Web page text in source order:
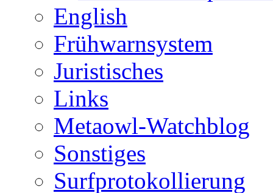
English
Frühwarnsystem
Juristisches
Links
Metaowl-Watchblog
Sonstiges
Surfprotokollierung